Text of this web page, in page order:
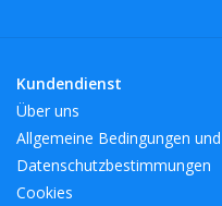
Kundendienst
Über uns
Allgemeine Bedingungen
Datenschutzbestimmungen
Cookies